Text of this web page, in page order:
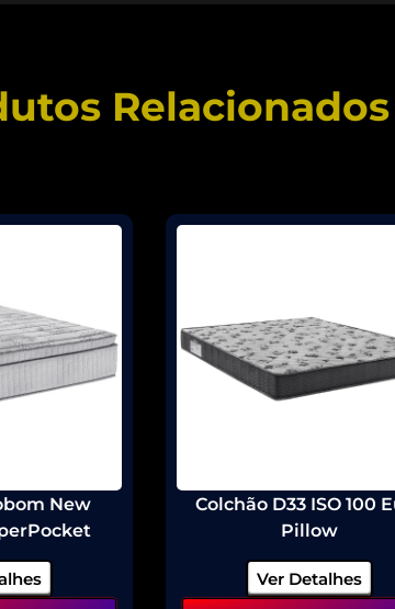
Relacionados
New
Colchão D33 ISO 100
Pillow
Ver Detalhes